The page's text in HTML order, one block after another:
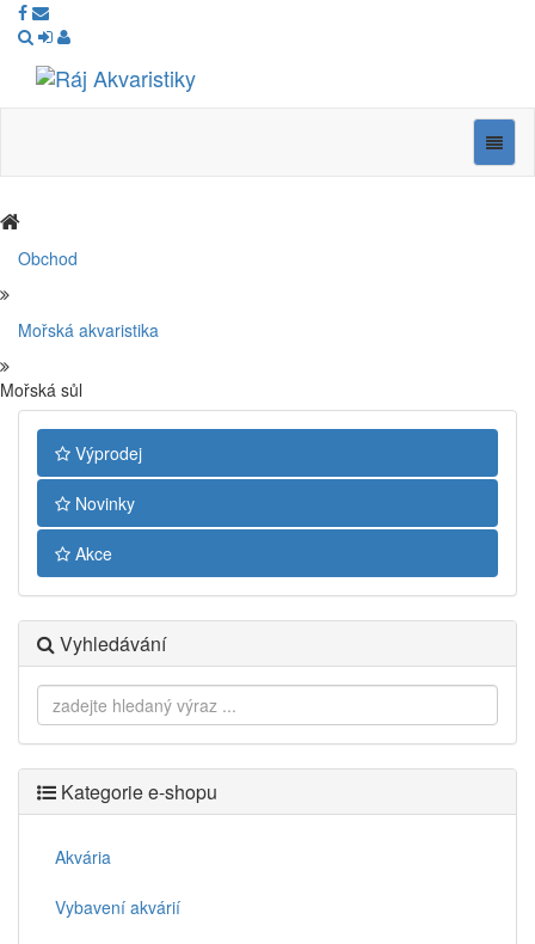
Ráj
Obchod
Mořská akvaristika
Mořská sůl
Výprodej
Novinky
Akce
Vyhledávání
Kategorie e-shopu
Akvária
Vybavení akvárií